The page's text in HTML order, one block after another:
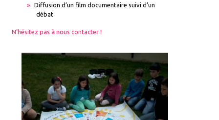
Diffusion d’un film documentaire suivi d’un
débat
N'hésitez pas à nous contacter !